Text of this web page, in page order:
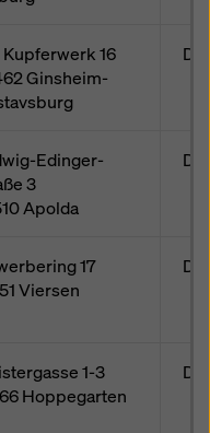
16
Ginsheim-
Edinger-
3
Apolda
17
Viersen
1-3
Hoppegarten